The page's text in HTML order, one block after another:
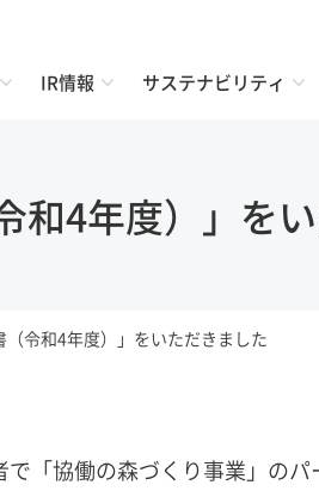
IR情報 サステナビリティ
和4年度）」を
（令和4年度）」をいただきました
で「協働の森づくり事業」の